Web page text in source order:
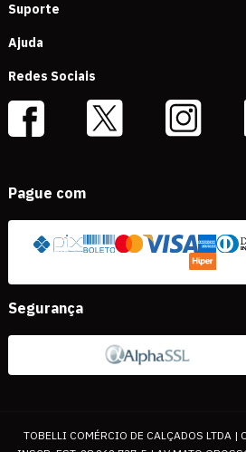
Suporte
Ajuda
Redes Sociais
Pague com
Segurança
TOBELLI COMÉRCIO DE CALÇADOS LTDA